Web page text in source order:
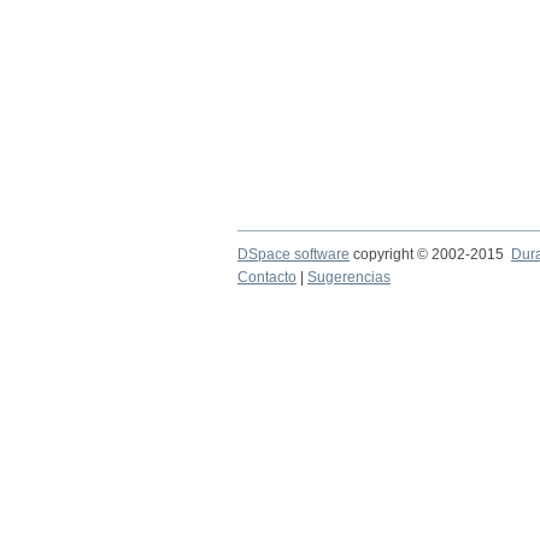
DSpace software copyright © 2002-2015
Contacto
Sugerencias